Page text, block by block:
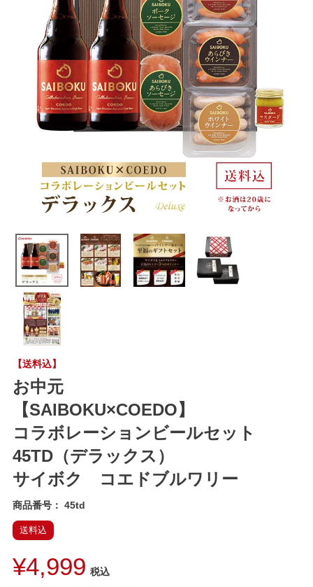
【送料込】
お中元
【SAIBOKU×COEDO】
コラボレーションビールセット
45TD（デラックス）
サイボク コエドブルワリー
商品番号 45td
送料込
¥4,999 税込